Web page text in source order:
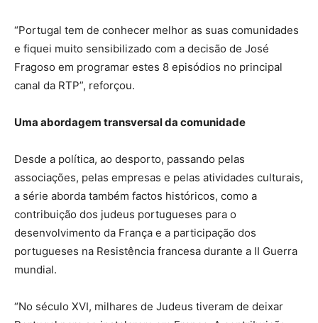
“Portugal tem de conhecer melhor as suas comunidades
e fiquei muito sensibilizado com a decisão de José
Fragoso em programar estes 8 episódios no principal
canal da RTP”, reforçou.
Uma abordagem transversal da comunidade
Desde a política, ao desporto, passando pelas
associações, pelas empresas e pelas atividades culturais,
a série aborda também factos históricos, como a
contribuição dos judeus portugueses para o
desenvolvimento da França e a participação dos
portugueses na Resistência francesa durante a II Guerra
mundial.
“No século XVI, milhares de Judeus tiveram de deixar